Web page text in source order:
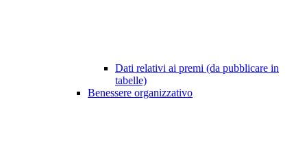
Dati relativi ai premi (da pubblicare in
tabelle)
Benessere organizzativo